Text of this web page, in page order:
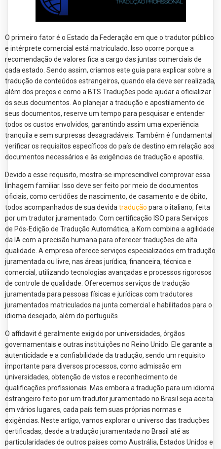
O primeiro fator é o Estado da Federação em que o tradutor público
e intérprete comercial está matriculado. Isso ocorre porque a
recomendação de valores fica a cargo das juntas comerciais de
cada estado. Sendo assim, criamos este guia para explicar sobre a
tradução de conteúdos estrangeiros, quando ela deve ser realizada,
além dos preços e como a BTS Traduções pode ajudar a oficializar
os seus documentos. Ao planejar a tradução e apostilamento de
seus documentos, reserve um tempo para pesquisar e entender
todos os custos envolvidos, garantindo assim uma experiência
tranquila e sem surpresas desagradáveis. Também é fundamental
verificar os requisitos específicos do país de destino em relação aos
documentos necessários e às exigências de tradução e apostila.
Devido a esse requisito, mostra-se imprescindível comprovar essa
linhagem familiar. Isso deve ser feito por meio de documentos
oficiais, como certidões de nascimento, de casamento e de óbito,
todos acompanhados de sua devida tradução para o italiano, feita
por um tradutor juramentado. Com certificação ISO para Serviços
de Pós-Edição de Tradução Automática, a Korn combina a agilidade
da IA com a precisão humana para oferecer traduções de alta
qualidade. A empresa oferece serviços especializados em tradução
juramentada ou livre, nas áreas jurídica, financeira, técnica e
comercial, utilizando tecnologias avançadas e processos rigorosos
de controle de qualidade. Oferecemos serviços de tradução
juramentada para pessoas físicas e jurídicas com tradutores
juramentados matriculados na junta comercial e habilitados para o
idioma desejado, além do português.
O affidavit é geralmente exigido por universidades, órgãos
governamentais e outras instituições no Reino Unido. Ele garante a
autenticidade e a confiabilidade da tradução, sendo um requisito
importante para diversos processos, como admissão em
universidades, obtenção de vistos e reconhecimento de
qualificações profissionais. Mas embora a tradução para um idioma
estrangeiro feito por um tradutor juramentado no Brasil seja aceita
em vários lugares, cada país tem suas próprias normas e
exigências. Neste artigo, vamos explorar o universo das traduções
certificadas, desde a tradução juramentada no Brasil até as
particularidades de outros países como Austrália, Estados Unidos e